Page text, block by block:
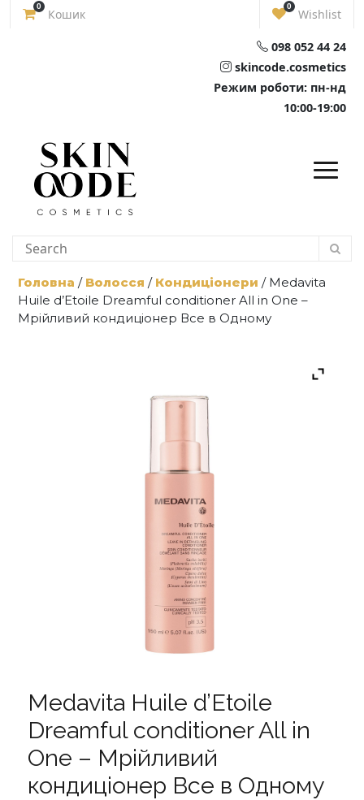
Skip
0
Кошик
0
Wishlist
098 052 44 24
skincode.cosmetics
Режим роботи: пн-нд
10:00-19:00
Головна / Волосся / Кондиціонери / Medavita
Huile d’Etoile Dreamful conditioner All in One –
Мрійливий кондиціонер Все в Одному
Medavita Huile d’Etoile
Dreamful conditioner All in
One – Мрійливий
кондиціонер Все в Одному